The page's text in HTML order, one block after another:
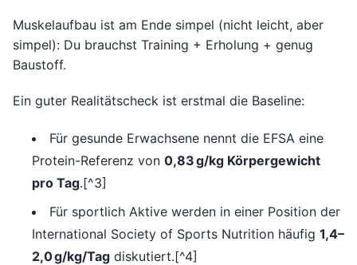
Muskelaufbau ist am Ende simpel (nicht leicht, aber
simpel): Du brauchst Training + Erholung + genug
Baustoff.
Ein guter Realitätscheck ist erstmal die Baseline:
Für gesunde Erwachsene nennt die EFSA eine
Protein-Referenz von 0,83 g/kg Körpergewicht
pro Tag.[^3]
Für sportlich Aktive werden in einer Position der
International Society of Sports Nutrition häufig 1,4–
2,0 g/kg/Tag diskutiert.[^4]